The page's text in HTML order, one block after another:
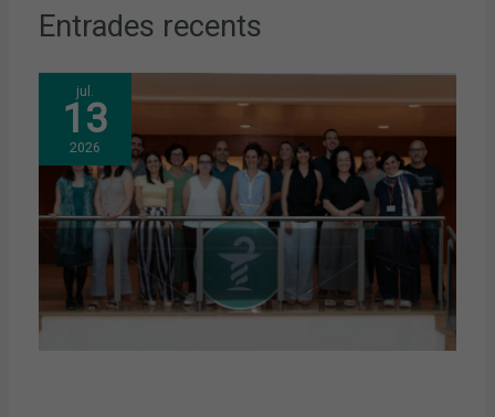
Entrades recents
jul.
13
2026